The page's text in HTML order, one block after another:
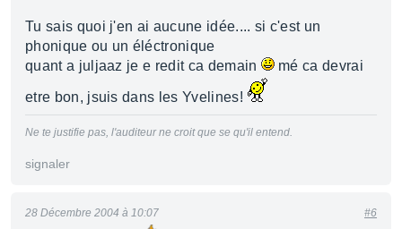
Tu sais quoi j'en ai aucune idée.... si c'est un
phonique ou un éléctronique
quant a juljaaz je e redit ca demain
mé ca devrai
etre bon, jsuis dans les Yvelines!
Ne te justifie pas, l'auditeur ne croit que se qu'il entend.
signaler
28 Décembre 2004 à 10:07 #6